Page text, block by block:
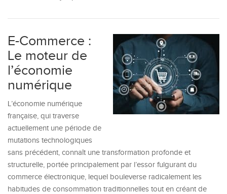
E-Commerce :
Le moteur de
l’économie
numérique
L’économie numérique
française, qui traverse
actuellement une période de
mutations technologiques
sans précédent, connaît une transformation profonde et
structurelle, portée principalement par l’essor fulgurant du
commerce électronique, lequel bouleverse radicalement les
habitudes de consommation traditionnelles tout en créant de